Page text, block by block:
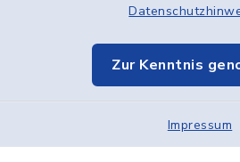
Zur Kenntnis
Impressum
Elektronische
Sitemap